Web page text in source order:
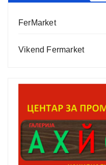
FerMarket
Vikend Fermarket